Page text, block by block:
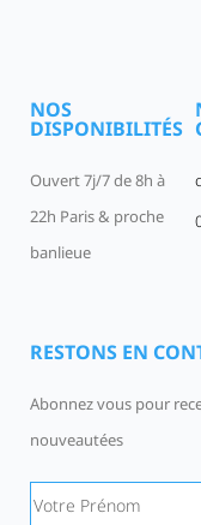
NOS
DISPONIBILITÉS
Ouvert 7j/7 de 8h à
22h Paris & proche
banlieue
RESTONS EN
Abonnez vous pour
nouveautées